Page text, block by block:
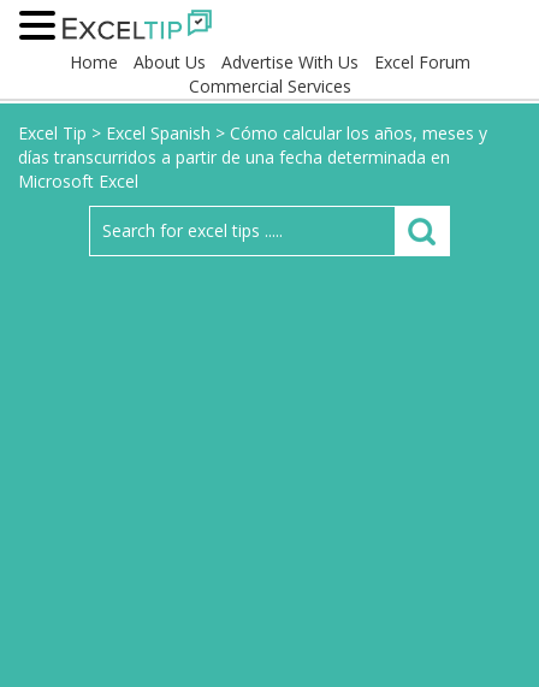
Home About Us Advertise With Us
Excel Forum
Commercial Services
Excel Tip > Excel Spanish > Cómo calcular los años, meses y
días transcurridos a partir de una fecha determinada en
Microsoft Excel